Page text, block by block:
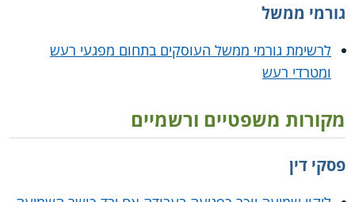
גורמי ממשל
לרשימת גורמי ממשל העוסקים בתחום מפגעי רעש
ומטרדי רעש
מקורות משפטיים ורשמיים
פסקי דין